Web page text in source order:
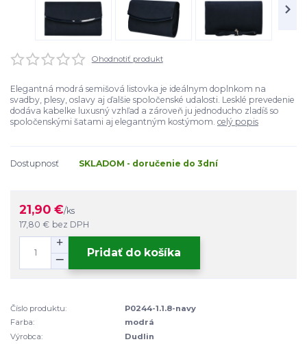
Ohodnotiť produkt
Elegantná modrá semišová listovka je ideálnym doplnkom na
svadby, plesy, oslavy aj ďalšie spoločenské udalosti. Lesklé prevedenie
dodáva kabelke luxusný vzhľad a zároveň ju jednoducho zladíš so
spoločenskými šatami aj elegantným kostýmom. celý popis
Dostupnosť SKLADOM - doručenie do 3dní
21,90 €/ks
17,80 € bez DPH
Pridať do košíka
Číslo produktu:
P0244-1.1.8-navy
Farba:
modrá
Výrobca:
Dudlin